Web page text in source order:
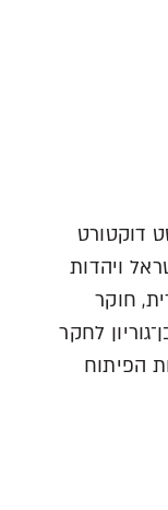
דוקטורט
ויהדות
חוקר
לחקר
הפיתוח